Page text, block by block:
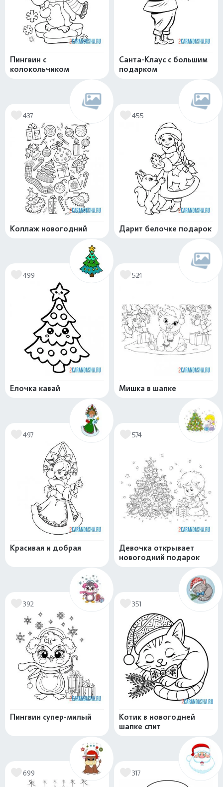
Пингвин с
колокольчиком
Санта-Клаус с большим
подарком
437
Коллаж новогодний
455
Дарит белочке подарок
499
Елочка кавай
524
Мишка в шапке
497
Красивая и добрая
574
Девочка открывает
новогодний подарок
392
Пингвин супер-милый
351
Котик в новогодней
шапке спит
699 317